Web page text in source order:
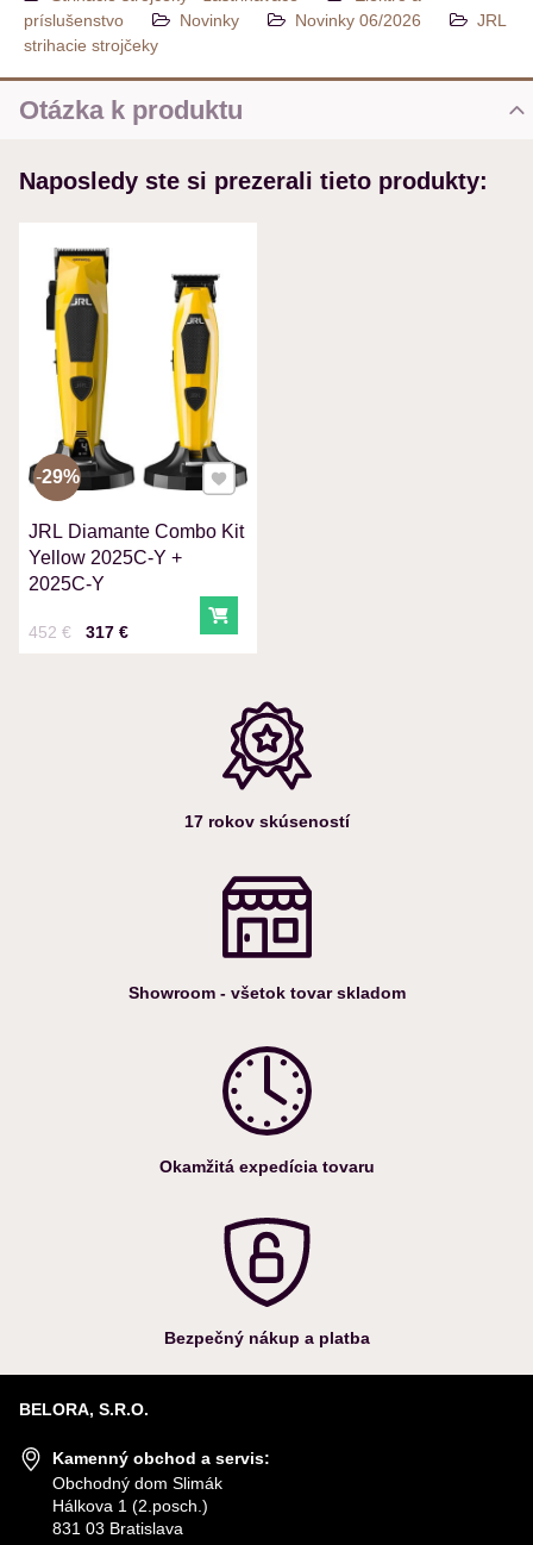
príslušenstvo
Novinky Novinky 06/2026
JRL
strihacie strojčeky
Otázka k produktu
MENO
VÁŠ E-MAIL
VAŠA OTÁZKA K PRODUKTU
Odoslať
Naposledy ste si prezerali tieto produkty:
JRL Diamante Combo Kit
Yellow 2025C-Y +
2025C-Y
Cena s DPH
317 €
Pred zľavou:
452 € Do košíka
29% Pridať k Obľúbeným
17 rokov skúseností
Showroom - všetok tovar skladom
Okamžitá expedícia tovaru
Bezpečný nákup a platba
BELORA, S.R.O.
Kamenný obchod a servis:
Obchodný dom Slimák
Hálkova 1 (2.posch.)
831 03 Bratislava